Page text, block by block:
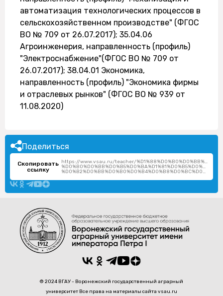
автоматизация технологических процессов в
сельскохозяйственном производстве" (ФГОС
ВО № 709 от 26.07.2017); 35.04.06
Агроинженерия, направленность (профиль)
"Электроснабжение"(ФГОС ВО № 709 от
26.07.2017); 38.04.01 Экономика,
направленность (профиль) "Экономика фирмы
и отраслевых рынков" (ФГОС ВО № 939 от
11.08.2020)
Поделиться
Скопировать
ссылку
https://www.vsau.ru/teacher/
%D0%B0%D0%BB%D0%B5%D0%BA%D1%81%D0%B5%D0%B9-
%D0%B2%D0%BB%D0%B0%D0%B4%D0%B8%D0%BC%D0%B8%D1%80%D0%BE%D0%B2%D0%B8%D1%87/
© 2024 ВГАУ - Воронежский государственный аграрный
университет Все права на материалы сайта vsau.ru